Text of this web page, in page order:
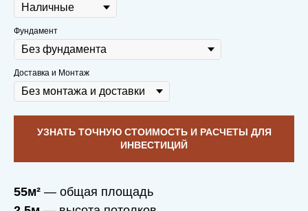
Фундамент
Доставка и Монтаж
УЗНАТЬ ТОЧНУЮ СТОИМОСТЬ И РАСЧЕТЫ ДЛЯ
ИНВЕСТИЦИЙ
55м² — общая площадь